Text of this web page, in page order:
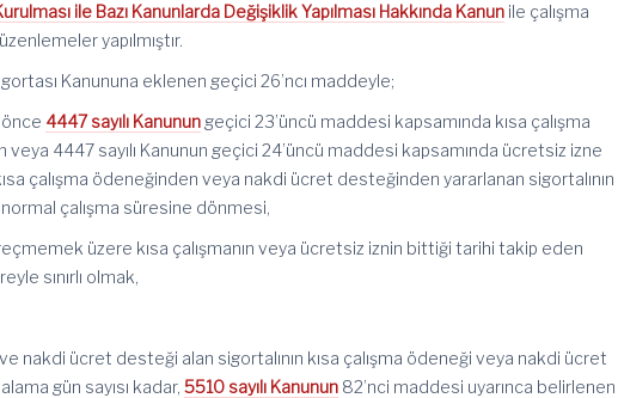
ile Bazı Kanunlarda Değişiklik Yapılması Hakkında Kanun ile çalışma
yapılmıştır.
Kanununa eklenen geçici 26’ncı maddeyle;
4447 sayılı Kanunun geçici 23’üncü maddesi kapsamında kısa çalışma
4447 sayılı Kanunun geçici 24’üncü maddesi kapsamında ücretsiz izne
çalışma ödeneğinden veya nakdi ücret desteğinden yararlanan sigortalının
normal çalışma süresine dönmesi,
üzere kısa çalışmanın veya ücretsiz iznin bittiği tarihi takip eden
sınırlı olmak,
nakdi ücret desteği alan sigortalının kısa çalışma ödeneği veya nakdi ücret
gün sayısı kadar,5510 sayılı Kanunun 82’nci maddesi uyarınca belirlenen